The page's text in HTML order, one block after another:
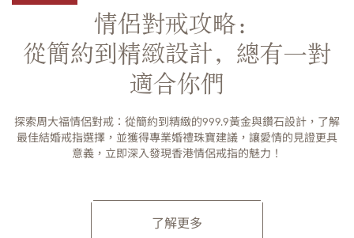
情侶對戒攻略：
從簡約到精緻設計，總有一對
適合你們
探索周大福情侶對戒：從簡約到精緻的999.9黃金與鑽石設計，了解
最佳結婚戒指選擇，並獲得專業婚禮珠寶建議，讓愛情的見證更具
意義，立即深入發現香港情侶戒指的魅力！
了解更多